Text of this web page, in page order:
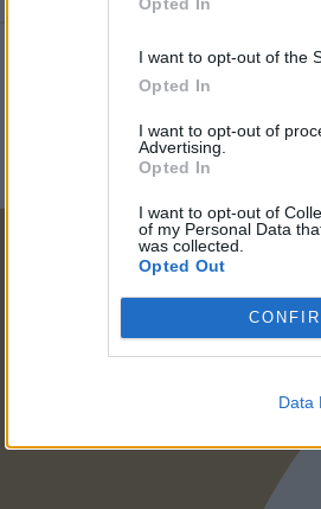
I want to opt-out of the
Opted In
I want to opt-out of
Advertising.
Opted In
I want to opt-out of
of my Personal Data
was collected.
Opted Out
Data